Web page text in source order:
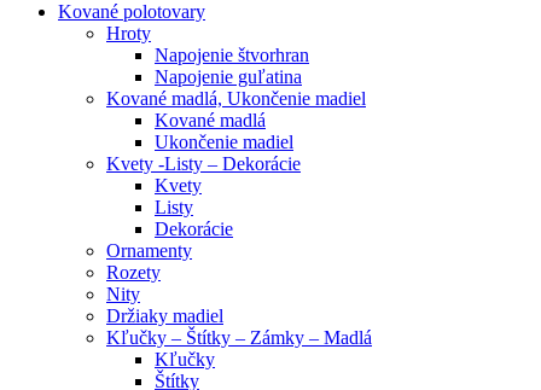
Kované polotovary
Hroty
Napojenie štvorhran
Napojenie guľatina
Kované madlá, Ukončenie madiel
Kované madlá
Ukončenie madiel
Kvety -Listy – Dekorácie
Kvety
Listy
Dekorácie
Ornamenty
Rozety
Nity
Držiaky madiel
Kľučky – Štítky – Zámky – Madlá
Kľučky
Štítky